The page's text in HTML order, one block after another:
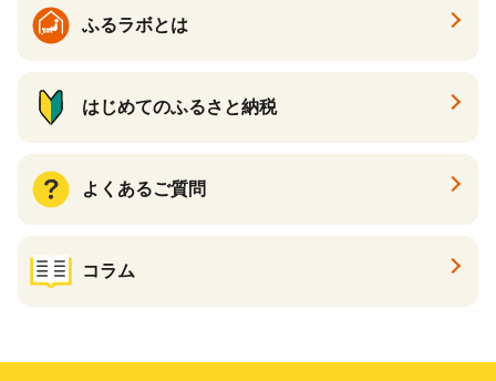
ふるラボとは
はじめてのふるさと納税
よくあるご質問
コラム